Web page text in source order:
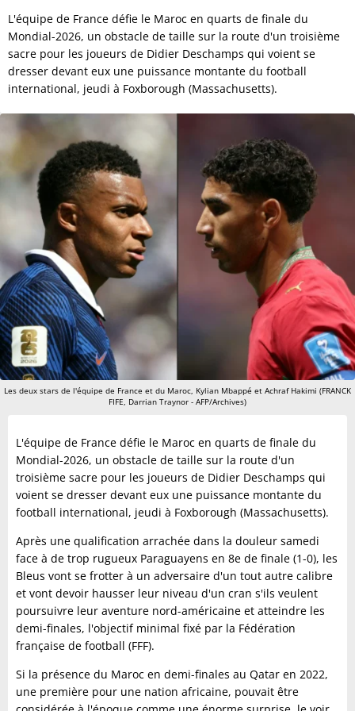
L'équipe de France défie le Maroc en quarts de finale du
Mondial-2026, un obstacle de taille sur la route d'un troisième
sacre pour les joueurs de Didier Deschamps qui voient se
dresser devant eux une puissance montante du football
international, jeudi à Foxborough (Massachusetts).
Les deux stars de l'équipe de France et du Maroc, Kylian Mbappé et Achraf Hakimi (FRANCK
FIFE, Darrian Traynor - AFP/Archives)
L'équipe de France défie le Maroc en quarts de finale du
Mondial-2026, un obstacle de taille sur la route d'un
troisième sacre pour les joueurs de Didier Deschamps qui
voient se dresser devant eux une puissance montante du
football international, jeudi à Foxborough (Massachusetts).
Après une qualification arrachée dans la douleur samedi
face à de trop rugueux Paraguayens en 8e de finale (1-0), les
Bleus vont se frotter à un adversaire d'un tout autre calibre
et vont devoir hausser leur niveau d'un cran s'ils veulent
poursuivre leur aventure nord-américaine et atteindre les
demi-finales, l'objectif minimal fixé par la Fédération
française de football (FFF).
Si la présence du Maroc en demi-finales au Qatar en 2022,
une première pour une nation africaine, pouvait être